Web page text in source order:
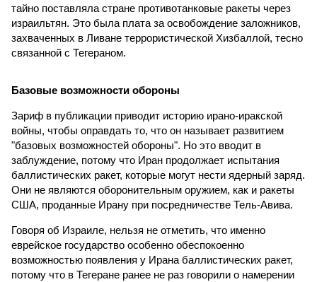
тайно поставляла стране противотанковые ракеты через
израильтян. Это была плата за освобождение заложников,
захваченных в Ливане террористической Хизбаллой, тесно
связанной с Тегераном.
Базовые возможности обороны
Зариф в публикации приводит историю ирано-иракской
войны, чтобы оправдать то, что он называет развитием
"базовых возможностей обороны". Но это вводит в
заблуждение, потому что Иран продолжает испытания
баллистических ракет, которые могут нести ядерный заряд.
Они не являются оборонительным оружием, как и ракеты
США, проданные Ирану при посредничестве Тель-Авива.
Говоря об Израиле, нельзя не отметить, что именно
еврейское государство особенно обеспокоенно
возможностью появления у Ирана баллистических ракет,
потому что в Тегеране ранее не раз говорили о намерении